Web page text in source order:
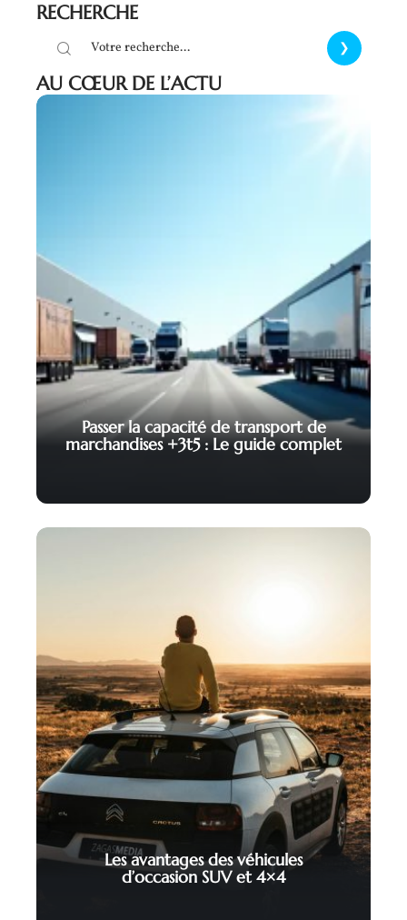
RECHERCHE
AU CŒUR DE L’ACTU
Passer la capacité de transport de
marchandises +3t5 : Le guide complet
Les avantages des véhicules
d’occasion SUV et 4×4